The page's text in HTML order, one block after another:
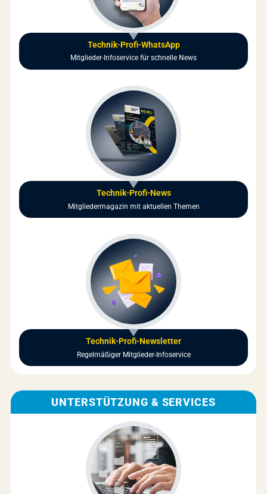
Technik-Profi-WhatsApp
Mitglieder-Infoservice für schnelle News
Technik-Profi-News
Mitgliedermagazin mit aktuellen Themen
Technik-Profi-Newsletter
Regelmäßiger Mitglieder-Infoservice
UNTERSTÜTZUNG & SERVICES